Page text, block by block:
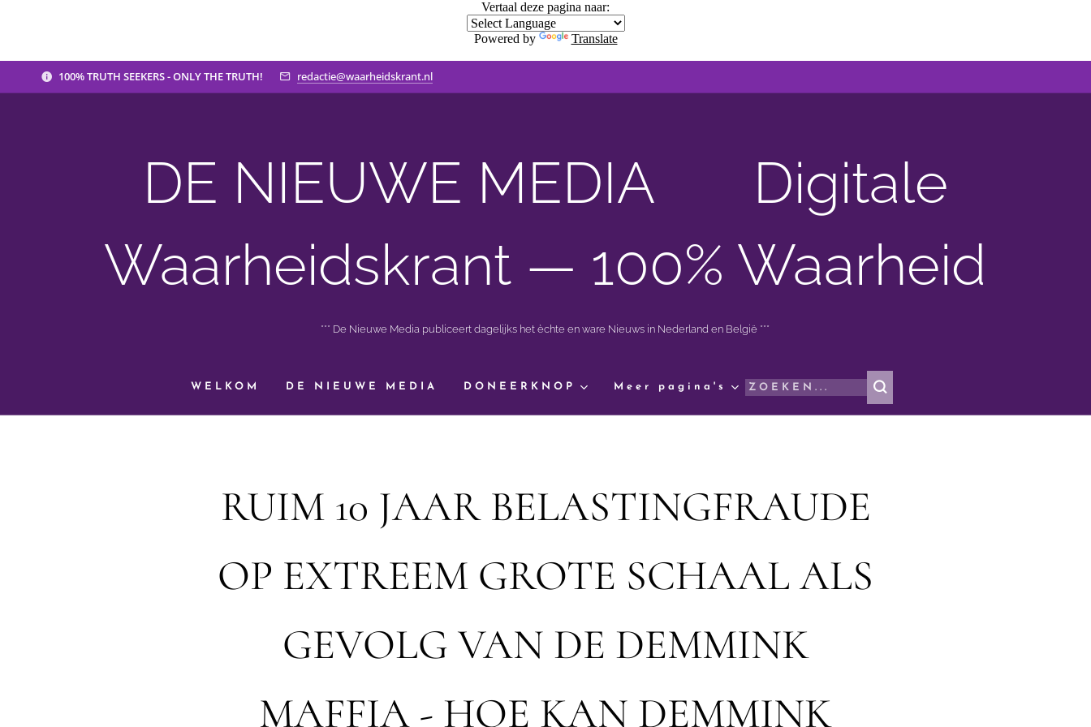
Vertaal deze pagina naar:
Powered by Translate
100% TRUTH SEEKERS - ONLY THE TRUTH! redactie@waarheidskrant.nl
DE NIEUWE MEDIA 🟣 Digitale
Waarheidskrant — 100% Waarheid
*** De Nieuwe Media publiceert dagelijks het èchte en ware Nieuws in Nederland en België ***
WELKOM DE NIEUWE MEDIA DONEERKNOP Meer pagina's
RUIM 10 JAAR BELASTINGFRAUDE
OP EXTREEM GROTE SCHAAL ALS
GEVOLG VAN DE DEMMINK
MAFFIA - HOE KAN DEMMINK